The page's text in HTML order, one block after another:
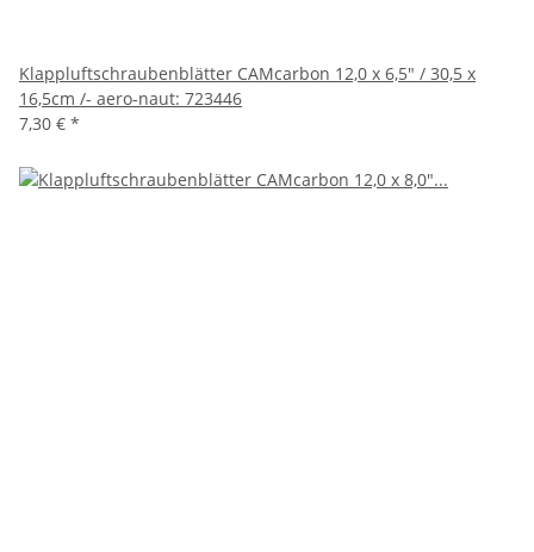
Klappluftschraubenblätter CAMcarbon 12,0 x 6,5" / 30,5 x
16,5cm /- aero-naut: 723446
7,30 € *